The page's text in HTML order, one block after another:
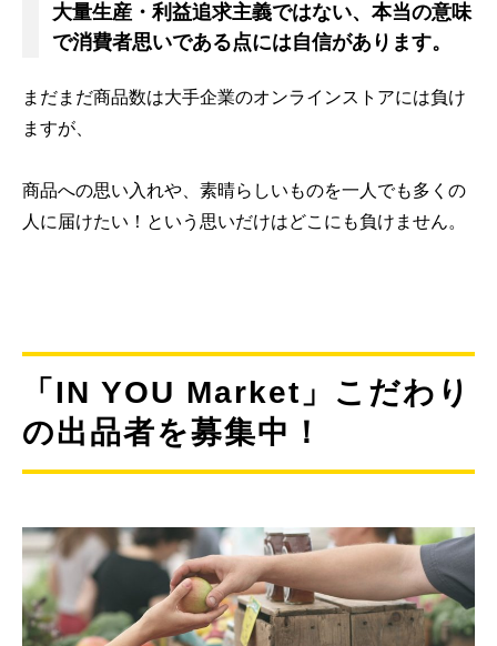
大量生産・利益追求主義ではない、本当の意味
で消費者思いである点には自信があります。
まだまだ商品数は大手企業のオンラインストアには負け
ますが、
商品への思い入れや、素晴らしいものを一人でも多くの
人に届けたい！という思いだけはどこにも負けません。
「IN YOU Market」こだわり
の出品者を募集中！